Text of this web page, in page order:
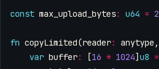
const max_upload_bytes: u64 =
fn copyLimited(reader: anytype ,
var buffer: [16 * 1024] u8 =